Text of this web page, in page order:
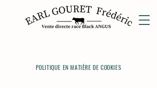
POLITIQUE EN MATIÈRE DE COOKIES